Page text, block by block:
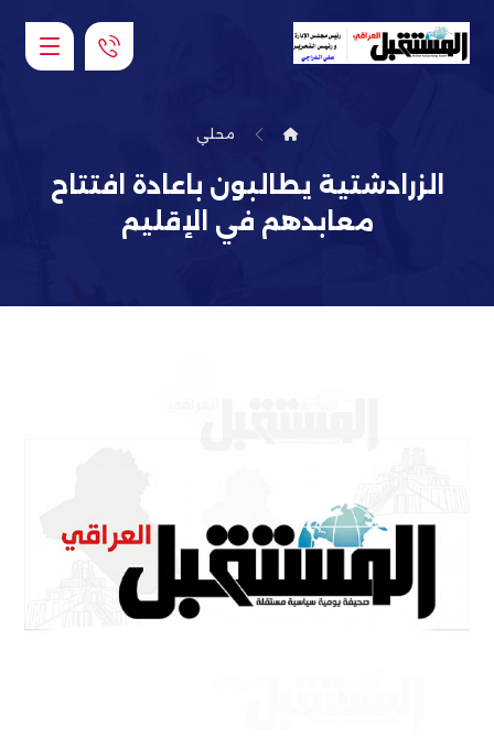
محلي
الزرادشتية يطالبون باعادة افتتاح
معابدهم في الإقليم